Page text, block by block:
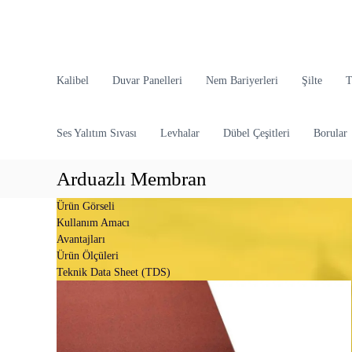
d
E
d
ü
s
t
r
i
Kalibel Duvar Panelleri Nem Bariyerleri Şilte
Ses Yalıtım Sıvası Levhalar Dübel Çeşitleri Borular
Arduazlı Membran
Ürün Görseli
Kullanım Amacı
Avantajları
Ürün Ölçüleri
Teknik Data Sheet (TDS)